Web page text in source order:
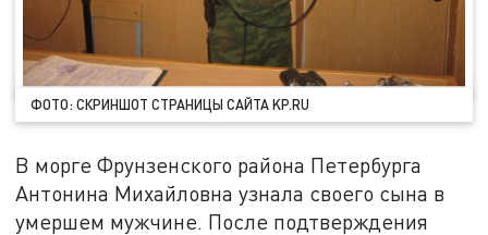
ФОТО: СКРИНШОТ СТРАНИЦЫ САЙТА KP.RU
В морге Фрунзенского района Петербурга
Антонина Михайловна узнала своего сына в
умершем мужчине. После подтверждения